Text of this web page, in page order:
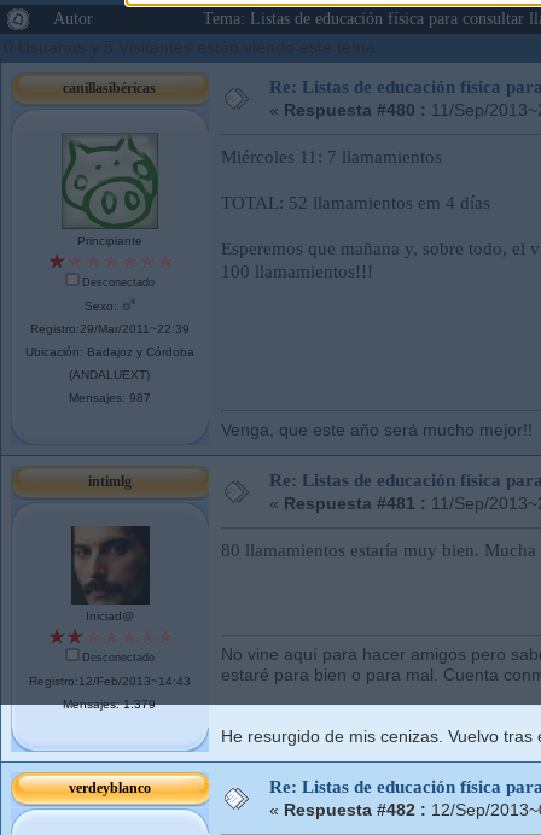
Autor
Tema: Listas de educación física para consultar
0 Usuarios y 5 Visitantes están viendo este tema.
canillasibéricas
Principiante
Desconectado
Sexo:
Registro:29/Mar/2011~22:39
Ubicación: Badajoz y Córdoba
(ANDALUEXT)
Mensajes: 987
Re: Listas de educación física
« Respuesta #480 : 11/Sep/
Miércoles 11: 7 llamamientos
TOTAL: 52 llamamientos em 4 días
Esperemos que mañana y, sobre todo, el
100 llamamientos!!!
Venga, que este año será mucho mejor!!
intimlg
Iniciad@
Desconectado
Registro:12/Feb/2013~14:43
Mensajes: 1.379
Re: Listas de educación física
« Respuesta #481 : 11/Sep/
80 llamamientos estaría muy bien. Mucha
No vine aquí para hacer amigos pero
estaré para bien o para mal. Cuenta
He resurgido de mis cenizas. Vuelvo tras
verdeyblanco Re: Listas de educación física
« Respuesta #482 : 12/Sep/